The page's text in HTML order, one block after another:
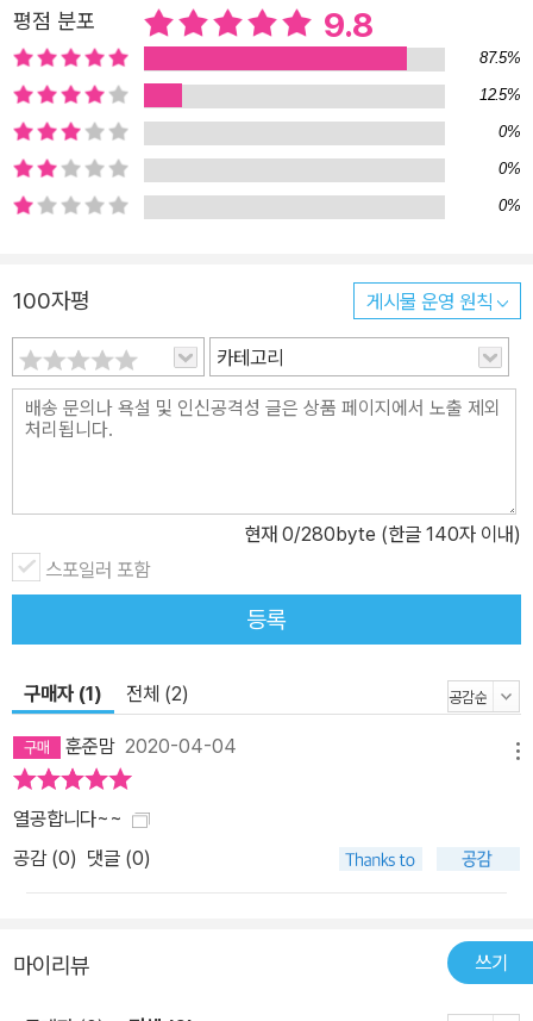
평점 분포 9.8
87.5%
12.5%
0%
0%
0%
100자평 게시물 운영 원칙
카테고리
현재 0/280byte (한글 140자 이내)
스포일러 포함
등록
구매자 (1) 전체 (2)
훈준맘 2020-04-04
열공합니다~~
공감 (0) 댓글 (0)
마이리뷰 쓰기